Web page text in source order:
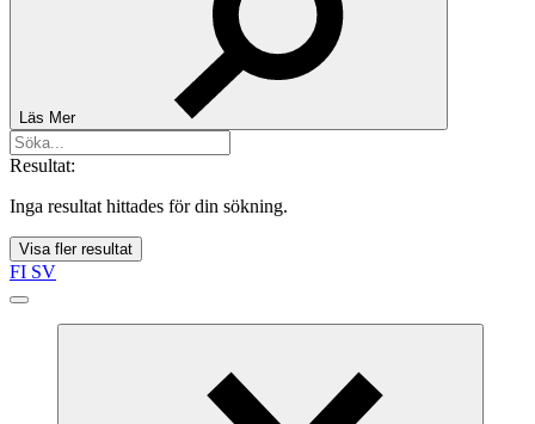
Läs Mer
Resultat:
Inga resultat hittades för din sökning.
Visa fler resultat
FI SV